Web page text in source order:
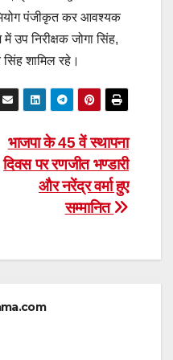
पंजीकृत कर आवश्यक
उप निरीक्षक जोगा सिंह,
शामिल रहे।
भाजपा के 45 वें स्थापना
दिवस पर रणजीत भण्डारी
और नरेंद्र वर्मा हुए
सम्मानित